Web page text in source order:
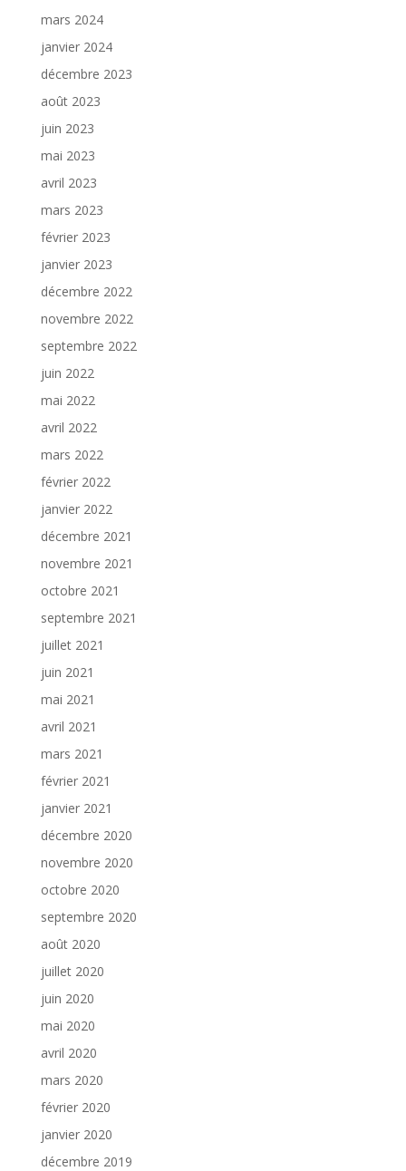
mars 2024
janvier 2024
décembre 2023
août 2023
juin 2023
mai 2023
avril 2023
mars 2023
février 2023
janvier 2023
décembre 2022
novembre 2022
septembre 2022
juin 2022
mai 2022
avril 2022
mars 2022
février 2022
janvier 2022
décembre 2021
novembre 2021
octobre 2021
septembre 2021
juillet 2021
juin 2021
mai 2021
avril 2021
mars 2021
février 2021
janvier 2021
décembre 2020
novembre 2020
octobre 2020
septembre 2020
août 2020
juillet 2020
juin 2020
mai 2020
avril 2020
mars 2020
février 2020
janvier 2020
décembre 2019